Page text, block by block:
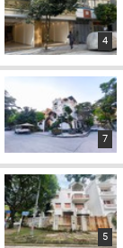
4
7
5